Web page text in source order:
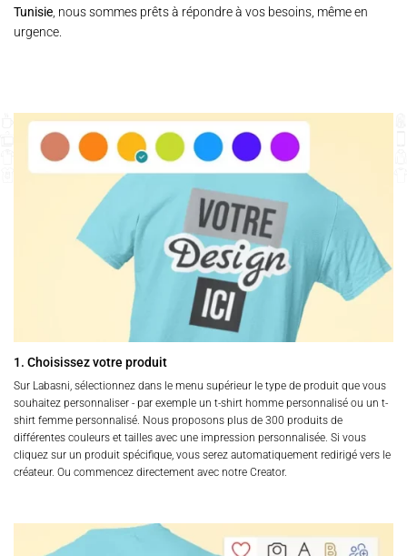
Tunisie , nous sommes prêts à répondre à vos besoins, même en
urgence.
1. Choisissez votre produit
Sur Labasni, sélectionnez dans le menu supérieur le type de produit que vous
souhaitez personnaliser - par exemple un t-shirt homme personnalisé ou un t-
shirt femme personnalisé. Nous proposons plus de 300 produits de
différentes couleurs et tailles avec une impression personnalisée. Si vous
cliquez sur un produit spécifique, vous serez automatiquement redirigé vers le
créateur. Ou commencez directement avec notre Creator.